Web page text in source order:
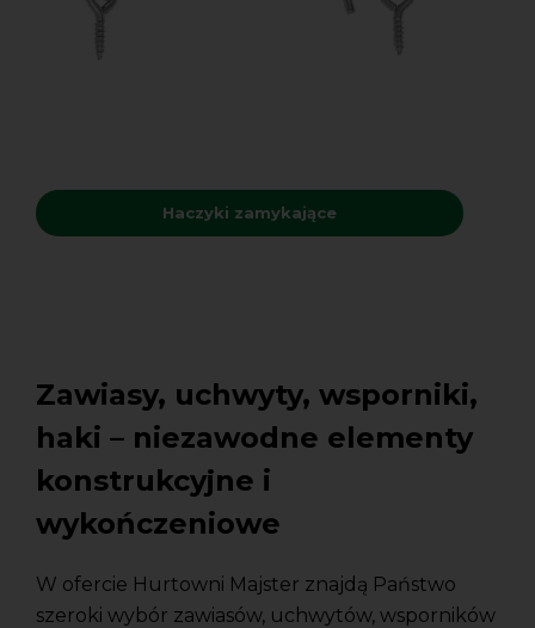
Haczyki zamykające
Zawiasy, uchwyty, wsporniki,
haki – niezawodne elementy
konstrukcyjne i
wykończeniowe
W ofercie Hurtowni Majster znajdą Państwo
szeroki wybór zawiasów, uchwytów, wsporników